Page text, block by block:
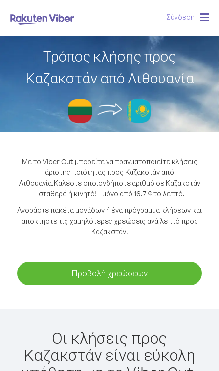
Σύνδεση
Τρόπος κλήσης προς
Καζακστάν από Λιθουανία
Με το Viber Out μπορείτε να πραγματοποιείτε κλήσεις
άριστης ποιότητας προς Καζακστάν από
Λιθουανία.Καλέστε οποιονδήποτε αριθμό σε Καζακστάν
- σταθερό ή κινητό! - μόνο από 16.7 ¢ το λεπτό.
Αγοράστε πακέτα μονάδων ή ένα πρόγραμμα κλήσεων και
αποκτήστε τις χαμηλότερες χρεώσεις ανά λεπτό προς
Καζακστάν.
Προβολή χρεώσεων
Οι κλήσεις προς
Καζακστάν είναι εύκολη